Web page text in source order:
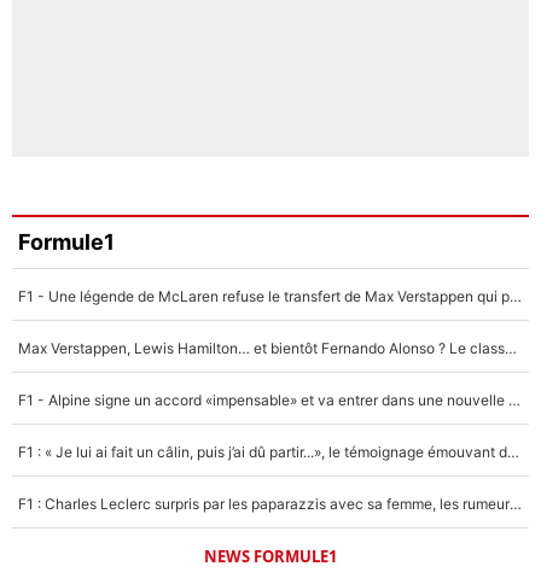
Formule1
F1 - Une légende de McLaren refuse le transfert de Max Verstappen qui pourrait «faire des vagues» et plomber l'ambiance dans l'équipe
Max Verstappen, Lewis Hamilton… et bientôt Fernando Alonso ? Le classement des pilotes les mieux payés en Formule 1 risque de changer !
F1 - Alpine signe un accord «impensable» et va entrer dans une nouvelle dimension : Grande nouvelle pour Pierre Gasly !
F1 : « Je lui ai fait un câlin, puis j’ai dû partir...», le témoignage émouvant de Max Verstappen sur sa fille
F1 : Charles Leclerc surpris par les paparazzis avec sa femme, les rumeurs étaient vraies !
NEWS FORMULE1